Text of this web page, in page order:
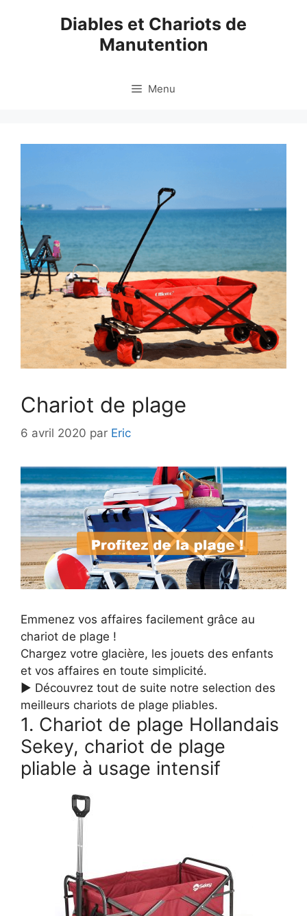
Diables et Chariots de
Manutention
Menu
Chariot de plage
6 avril 2020 par Eric
Emmenez vos affaires facilement grâce au
chariot de plage !
Chargez votre glacière, les jouets des enfants
et vos affaires en toute simplicité.
► Découvrez tout de suite notre selection des
meilleurs chariots de plage pliables.
1. Chariot de plage Hollandais
Sekey, chariot de plage
pliable à usage intensif